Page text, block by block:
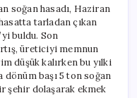
soğan hasadı, Haziran
tarladan çıkan
buldu. Son
üreticiyi memnun
düşük kalırken bu yılki
başı 5 ton soğan
şehir dolaşarak ekmek